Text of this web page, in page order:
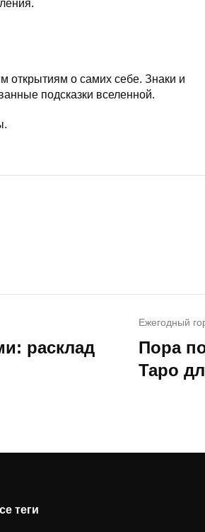
открытиям о самих себе. Знаки и
подсказки вселенной.
расклад
Ежегодный
Пора
Таро
теги